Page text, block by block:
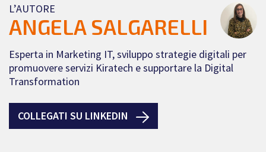
L’AUTORE
ANGELA SALGARELLI
Esperta in Marketing IT, sviluppo strategie digitali per
promuovere servizi Kiratech e supportare la Digital
Transformation
COLLEGATI SU LINKEDIN